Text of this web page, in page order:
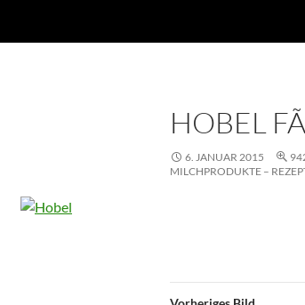
HOBEL
6. JANUAR 2015
MILCHPRODUKTE –